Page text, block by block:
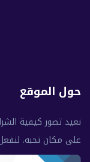
حول الموقع
نعيد تصور كيفية
على مكان تحبه.